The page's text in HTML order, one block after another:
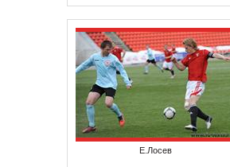
Е.Лосев